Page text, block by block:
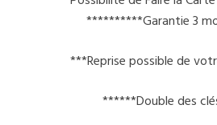
**********Garantie 3
***Reprise possible de
******Double des